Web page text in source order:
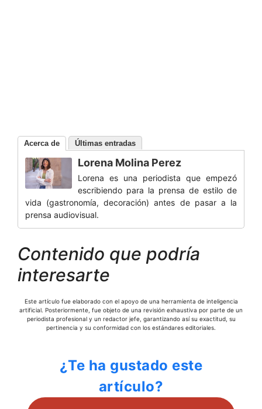
Acerca de Últimas entradas
Lorena Molina Perez
Lorena es una periodista que empezó
escribiendo para la prensa de estilo de
vida (gastronomía, decoración) antes de pasar a la
prensa audiovisual.
Contenido que podría
interesarte
Este artículo fue elaborado con el apoyo de una herramienta de inteligencia
artificial. Posteriormente, fue objeto de una revisión exhaustiva por parte de un
periodista profesional y un redactor jefe, garantizando así su exactitud, su
pertinencia y su conformidad con los estándares editoriales.
¿Te ha gustado este
artículo?